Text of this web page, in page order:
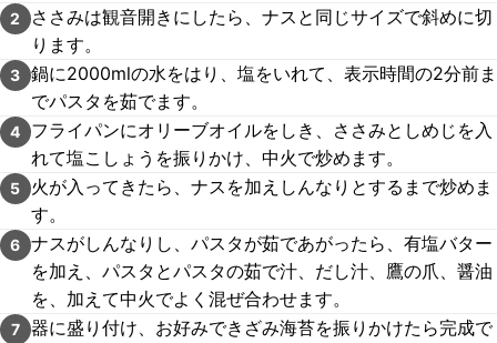
2
ささみは観音開きにしたら、ナスと同じサイズで斜めに切
ります。
3 鍋に2000mlの水をはり、塩をいれて、表示時間の2分前ま
でパスタを茹でます。
4
フライパンにオリーブオイルをしき、ささみとしめじを入
れて塩こしょうを振りかけ、中火で炒めます。
5
火が入ってきたら、ナスを加えしんなりとするまで炒めま
す。
6 ナスがしんなりし、パスタが茹であがったら、有塩バター
を加え、パスタとパスタの茹で汁、だし汁、鷹の爪、醤油
を、加えて中火でよく混ぜ合わせます。
7 器に盛り付け、お好みできざみ海苔を振りかけたら完成で